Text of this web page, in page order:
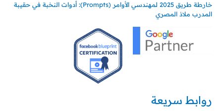
خارطة طريق 2025 لمهندسي الأوامر (Prompts): أدوات النخبة في حقيبة
المدرب ملاذ المصري
روابط سريعة